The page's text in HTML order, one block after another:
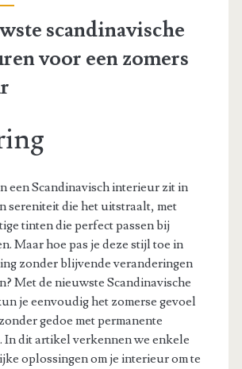
scandinavische
voor een zomers
een Scandinavisch interieur zit in
sereniteit die het uitstraalt, met
tinten die perfect passen bij
Maar hoe pas je deze stijl toe in
zonder blijvende veranderingen
Met de nieuwste Scandinavische
je eenvoudig het zomerse gevoel
gedoe met permanente
In dit artikel verkennen we enkele
oplossingen om je interieur om te